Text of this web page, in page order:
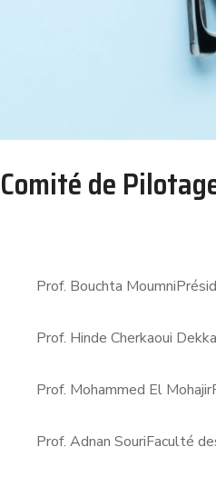
Comité de
Prof. Bouchta Moumni
Prof. Hinde Cherkaoui
Prof. Mohammed El Mohajir
Prof. Adnan SouriFaculté